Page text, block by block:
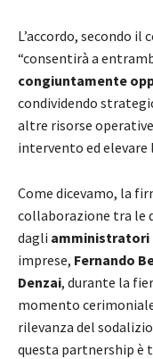
L’accordo, secondo il
“consentirà a
congiuntamente
condividendo
altre risorse
intervento ed elevare
Come dicevamo, la
collaborazione tra le
dagli amministratori
imprese, Fernando
Denzai, durante la
momento
rilevanza del
questa partnership è